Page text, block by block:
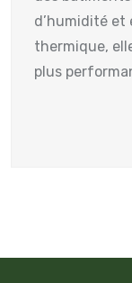
d’humidité et
thermique,
plus